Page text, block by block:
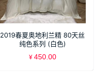
2019春夏奥地利兰精 80天丝
纯色系列 (白色)
¥ 450.00